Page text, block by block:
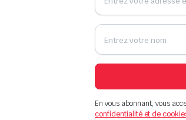
En vous abonnant, vous
confidentialité et de